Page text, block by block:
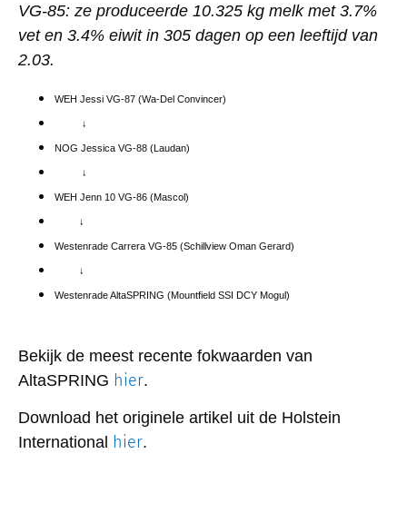
VG-85: ze produceerde 10.325 kg melk met 3.7%
vet en 3.4% eiwit in 305 dagen op een leeftijd van
2.03.
WEH Jessi VG-87 (Wa-Del Convincer)
↓
NOG Jessica VG-88 (Laudan)
↓
WEH Jenn 10 VG-86 (Mascol)
↓
Westenrade Carrera VG-85 (Schillview Oman Gerard)
↓
Westenrade AltaSPRING (Mountfield SSI DCY Mogul)
Bekijk de meest recente fokwaarden van
AltaSPRING hier.
Download het originele artikel uit de Holstein
International hier.